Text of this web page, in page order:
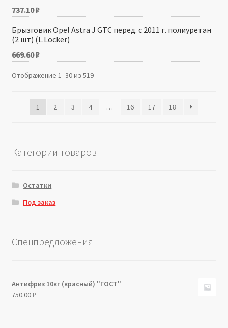
737.10₽
Брызговик Opel Astra J GTC перед. с 2011 г. полиуретан
(2 шт) (L.Locker)
669.60₽
Отображение 1–30 из 519
1 2 3 4 … 16 17 18
Категории товаров
Остатки
Под заказ
Спецпредложения
Антифриз 10кг (красный) "ГОСТ"
750.00₽